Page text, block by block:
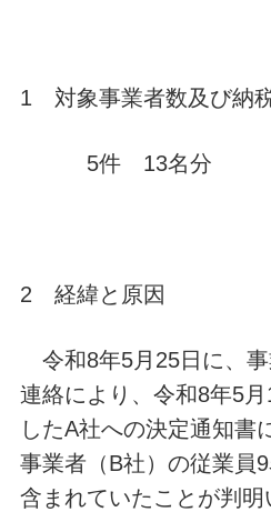
1 対象事業者数及び納
5件 13名分
2 経緯と原因
令和8年5月25日に、
連絡により、令和8年5
したA社への決定通知書
事業者（B社）の従業員
含まれていたことが判